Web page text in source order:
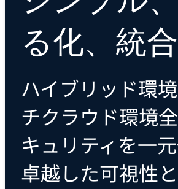
る化、統合
ハイブリッド環
チクラウド環境
キュリティを一元
卓越した可視性